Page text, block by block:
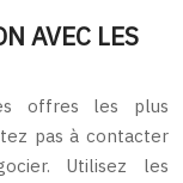
AVEC LES
offres les plus
pas à contacter
Utilisez les